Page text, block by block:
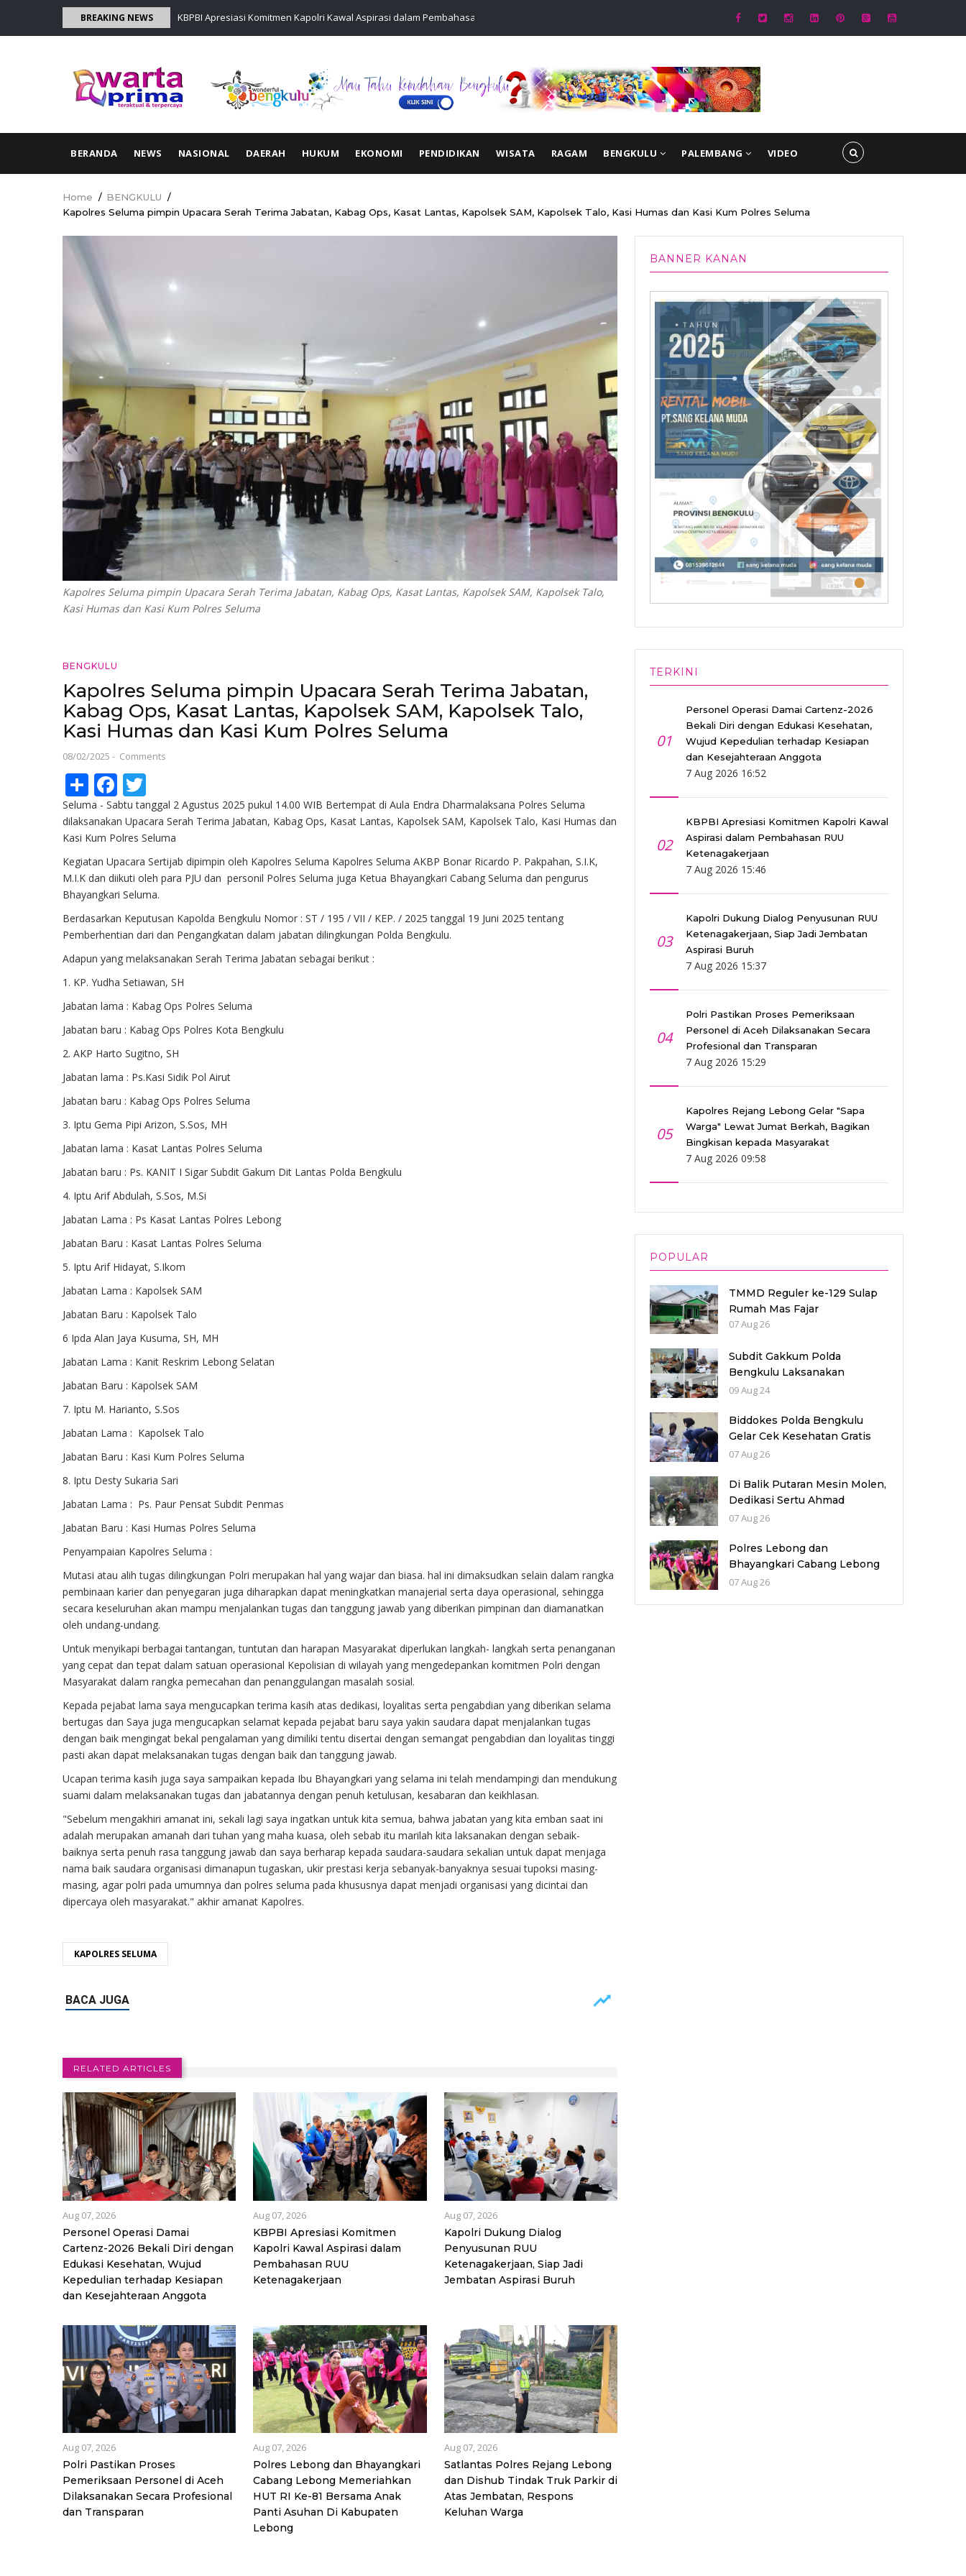
BREAKING NEWS
Edukasi Kesehatan, Wujud
KBPBI Apresiasi Komitmen Kapolri Kawal Aspirasi dalam Pembahasan RUU Ketenagakerjaan
Kapolri Dukung Dialog Penyusunan RUU Ketenagakerjaan, Siap Jadi Jembatan Aspirasi
Buruh
MAIN
BERANDA NEWS NASIONAL DAERAH HUKUM EKONOMI PENDIDIKAN WISATA RAGAM BENGKULU PALEMBANG VIDEO
Breadcrumb
Home / BENGKULU /
Kapolres Seluma pimpin Upacara Serah Terima Jabatan, Kabag Ops, Kasat Lantas, Kapolsek SAM, Kapolsek Talo, Kasi Humas dan Kasi Kum Polres Seluma
Kapolres Seluma pimpin Upacara Serah Terima Jabatan, Kabag Ops, Kasat Lantas, Kapolsek SAM, Kapolsek Talo,
Kasi Humas dan Kasi Kum Polres Seluma
BENGKULU
Kapolres Seluma pimpin Upacara Serah Terima Jabatan,
Kabag Ops, Kasat Lantas, Kapolsek SAM, Kapolsek Talo,
Kasi Humas dan Kasi Kum Polres Seluma
08/02/2025 - Comments
ShareFacebook
Seluma - Sabtu tanggal 2 Agustus 2025 pukul 14.00 WIB Bertempat di Aula Endra Dharmalaksana Polres Seluma
dilaksanakan Upacara Serah Terima Jabatan, Kabag Ops, Kasat Lantas, Kapolsek SAM, Kapolsek Talo, Kasi Humas dan
Kasi Kum Polres Seluma
Kegiatan Upacara Sertijab dipimpin oleh Kapolres Seluma Kapolres Seluma AKBP Bonar Ricardo P. Pakpahan, S.I.K,
M.I.K dan diikuti oleh para PJU dan personil Polres Seluma juga Ketua Bhayangkari Cabang Seluma dan pengurus
Bhayangkari Seluma.
Berdasarkan Keputusan Kapolda Bengkulu Nomor : ST / 195 / VII / KEP. / 2025 tanggal 19 Juni 2025 tentang
Pemberhentian dari dan Pengangkatan dalam jabatan dilingkungan Polda Bengkulu.
Adapun yang melaksanakan Serah Terima Jabatan sebagai berikut :
1. KP. Yudha Setiawan, SH
Jabatan lama : Kabag Ops Polres Seluma
Jabatan baru : Kabag Ops Polres Kota Bengkulu
2. AKP Harto Sugitno, SH
Jabatan lama : Ps.Kasi Sidik Pol Airut
Jabatan baru : Kabag Ops Polres Seluma
3. Iptu Gema Pipi Arizon, S.Sos, MH
Jabatan lama : Kasat Lantas Polres Seluma
Jabatan baru : Ps. KANIT I Sigar Subdit Gakum Dit Lantas Polda Bengkulu
4. Iptu Arif Abdulah, S.Sos, M.Si
Jabatan Lama : Ps Kasat Lantas Polres Lebong
Jabatan Baru : Kasat Lantas Polres Seluma
5. Iptu Arif Hidayat, S.Ikom
Jabatan Lama : Kapolsek SAM
Jabatan Baru : Kapolsek Talo
6 Ipda Alan Jaya Kusuma, SH, MH
Jabatan Lama : Kanit Reskrim Lebong Selatan
Jabatan Baru : Kapolsek SAM
7. Iptu M. Harianto, S.Sos
Jabatan Lama : Kapolsek Talo
Jabatan Baru : Kasi Kum Polres Seluma
8. Iptu Desty Sukaria Sari
Jabatan Lama : Ps. Paur Pensat Subdit Penmas
Jabatan Baru : Kasi Humas Polres Seluma
Penyampaian Kapolres Seluma :
Mutasi atau alih tugas dilingkungan Polri merupakan hal yang wajar dan biasa. hal ini dimaksudkan selain dalam rangka
pembinaan karier dan penyegaran juga diharapkan dapat meningkatkan manajerial serta daya operasional, sehingga
secara keseluruhan akan mampu menjalankan tugas dan tanggung jawab yang diberikan pimpinan dan diamanatkan
oleh undang-undang.
Untuk menyikapi berbagai tantangan, tuntutan dan harapan Masyarakat diperlukan langkah- langkah serta penanganan
yang cepat dan tepat dalam satuan operasional Kepolisian di wilayah yang mengedepankan komitmen Polri dengan
Masyarakat dalam rangka pemecahan dan penanggulangan masalah sosial.
Kepada pejabat lama saya mengucapkan terima kasih atas dedikasi, loyalitas serta pengabdian yang diberikan selama
bertugas dan Saya juga mengucapkan selamat kepada pejabat baru saya yakin saudara dapat menjalankan tugas
dengan baik mengingat bekal pengalaman yang dimiliki tentu disertai dengan semangat pengabdian dan loyalitas tinggi
pasti akan dapat melaksanakan tugas dengan baik dan tanggung jawab.
Ucapan terima kasih juga saya sampaikan kepada Ibu Bhayangkari yang selama ini telah mendampingi dan mendukung
suami dalam melaksanakan tugas dan jabatannya dengan penuh ketulusan, kesabaran dan keikhlasan.
"Sebelum mengakhiri amanat ini, sekali lagi saya ingatkan untuk kita semua, bahwa jabatan yang kita emban saat ini
adalah merupakan amanah dari tuhan yang maha kuasa, oleh sebab itu marilah kita laksanakan dengan sebaik-
baiknya serta penuh rasa tanggung jawab dan saya berharap kepada saudara-saudara sekalian untuk dapat menjaga
nama baik saudara organisasi dimanapun tugaskan, ukir prestasi kerja sebanyak-banyaknya sesuai tupoksi masing-
masing, agar polri pada umumnya dan polres seluma pada khususnya dapat menjadi organisasi yang dicintai dan
dipercaya oleh masyarakat." akhir amanat Kapolres.
KAPOLRES SELUMA
RELATED ARTICLES
Aug 07, 2026
Personel Operasi Damai
Cartenz-2026 Bekali Diri dengan
Edukasi Kesehatan, Wujud
Kepedulian terhadap Kesiapan
dan Kesejahteraan Anggota
Aug 07, 2026
KBPBI Apresiasi Komitmen
Kapolri Kawal Aspirasi dalam
Pembahasan RUU
Ketenagakerjaan
Aug 07, 2026
Kapolri Dukung Dialog
Penyusunan RUU
Ketenagakerjaan, Siap Jadi
Jembatan Aspirasi Buruh
Aug 07, 2026
Polri Pastikan Proses
Pemeriksaan Personel di Aceh
Dilaksanakan Secara Profesional
dan Transparan
Aug 07, 2026
Polres Lebong dan Bhayangkari
Cabang Lebong Memeriahkan
HUT RI Ke-81 Bersama Anak
Panti Asuhan Di Kabupaten
Lebong
Aug 07, 2026
Satlantas Polres Rejang Lebong
dan Dishub Tindak Truk Parkir di
Atas Jembatan, Respons
Keluhan Warga
BANNER KANAN
•••
TERKINI
01
Personel Operasi Damai Cartenz-2026
Bekali Diri dengan Edukasi Kesehatan,
Wujud Kepedulian terhadap Kesiapan
dan Kesejahteraan Anggota
7 Aug 2026 16:52
02
KBPBI Apresiasi Komitmen Kapolri Kawal
Aspirasi dalam Pembahasan RUU
Ketenagakerjaan
7 Aug 2026 15:46
03
Kapolri Dukung Dialog Penyusunan RUU
Ketenagakerjaan, Siap Jadi Jembatan
Aspirasi Buruh
7 Aug 2026 15:37
04
Polri Pastikan Proses Pemeriksaan
Personel di Aceh Dilaksanakan Secara
Profesional dan Transparan
7 Aug 2026 15:29
05
Kapolres Rejang Lebong Gelar "Sapa
Warga" Lewat Jumat Berkah, Bagikan
Bingkisan kepada Masyarakat
7 Aug 2026 09:58
POPULAR
TMMD Reguler ke-129 Sulap
Rumah Mas Fajar
07 Aug 26
Subdit Gakkum Polda
Bengkulu Laksanakan
Pemeriksaan Jumlah Laka
09 Aug 24
Biddokes Polda Bengkulu
Gelar Cek Kesehatan Gratis
untuk Purnawirawan Polri,
Pengabdian Berkelanjutan
07 Aug 26
Di Balik Putaran Mesin Molen,
Dedikasi Sertu Ahmad
Wujudkan Jalan Berkualitas
07 Aug 26
Polres Lebong dan
Bhayangkari Cabang Lebong
Memeriahkan HUT RI Ke-81
07 Aug 26